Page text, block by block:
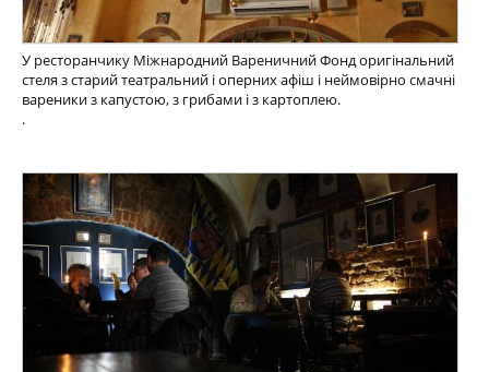
У ресторанчику Міжнародний Вареничний Фонд оригінальний
стеля з старий театральний і оперних афіш і неймовірно смачні
вареники з капустою, з грибами і з картоплею.
.